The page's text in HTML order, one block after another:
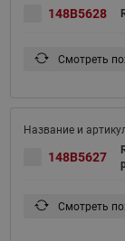
148B5628
Смотреть
148B5627
Смотреть